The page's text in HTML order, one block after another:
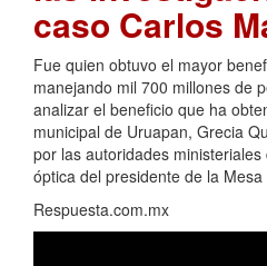
caso Carlos
Fue quien obtuvo el mayor
manejando mil 700 millones de
analizar el beneficio que ha
municipal de Uruapan, Grecia
por las autoridades
óptica del presidente de la
Respuesta.com.mx